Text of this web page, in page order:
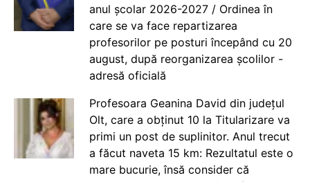
anul școlar 2026-2027 / Ordinea în
care se va face repartizarea
profesorilor pe posturi începând cu 20
august, după reorganizarea școlilor -
adresă oficială
Profesoara Geanina David din județul
Olt, care a obținut 10 la Titularizare va
primi un post de suplinitor. Anul trecut
a făcut naveta 15 km: Rezultatul este o
mare bucurie, însă consider că